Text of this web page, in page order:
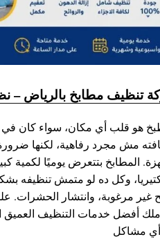
تنظيف مطابخ بالرياض –
هو قلب أي مكان، سواء كان في
مش مجرد رفاهية، لكنها
المطابخ بتتعرض يوميًا لكمية
وكل ده لو متمش
غير مرغوبة، وانتشار الحشرات.
أفضل خدمات التنظيف
مشاكل